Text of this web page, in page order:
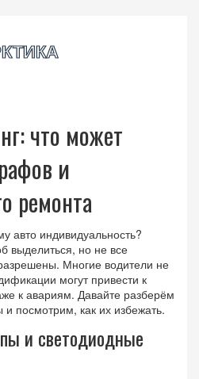
что может
и
ремонта
авто индивидуальность?
выделиться, но не все
Многие водители не
могут привести к
к авариям. Давайте разберём
посмотрим, как их избежать.
и светодиодные